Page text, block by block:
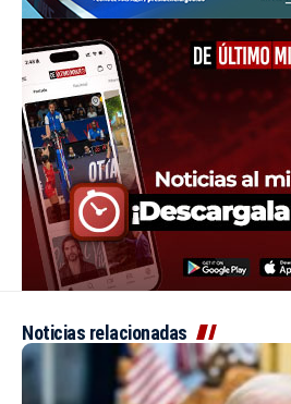
Noticias relacionadas